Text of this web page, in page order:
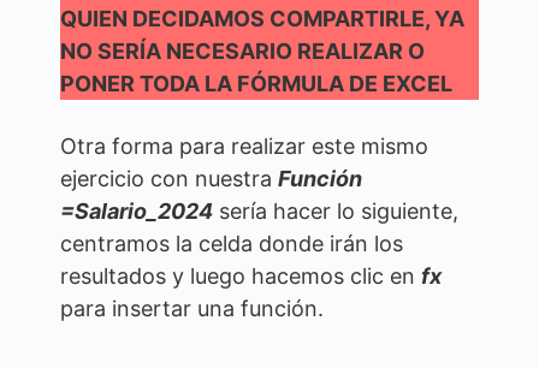
QUIEN DECIDAMOS COMPARTIRLE, YA
NO SERÍA NECESARIO REALIZAR O
PONER TODA LA FÓRMULA DE EXCEL
Otra forma para realizar este mismo
ejercicio con nuestra Función
=Salario_2024 sería hacer lo siguiente,
centramos la celda donde irán los
resultados y luego hacemos clic en fx
para insertar una función.